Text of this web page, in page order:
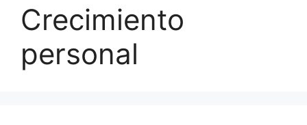
Crecimiento
personal